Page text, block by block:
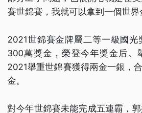
賽世錦賽，我就可以拿到一個世界
2021世錦賽金牌屬二等一級國光
300萬獎金，榮登今年獎金后。
2021舉重世錦賽獲得兩金一銀，
金。
對今年世錦賽未能完成五連霸，